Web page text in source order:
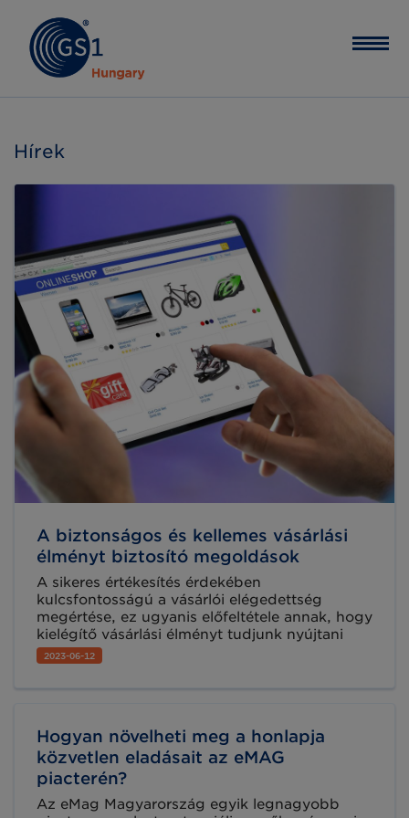
Hírek
A biztonságos és kellemes vásárlási
élményt biztosító megoldások
A sikeres értékesítés érdekében
kulcsfontosságú a vásárlói elégedettség
megértése, ez ugyanis előfeltétele annak, hogy
kielégítő vásárlási élményt tudjunk nyújtani
ügyfeleinknek. Ha rendelkezünk ezekkel az
információkkal, ha naprakész visszajelzéseink
kiiktathatjuk ezeket a hiányosságokat és olyan
vásárlói élményt nyújthatunk, amivel
elérhetjük, hogy a vásárlók visszatérjenek az
oldalra. Erről szól partnerünk, az easySales
cikke.
2023-06-12
Hogyan növelheti meg a honlapja
közvetlen eladásait az eMAG
piacterén?
Az eMag Magyarország egyik legnagyobb